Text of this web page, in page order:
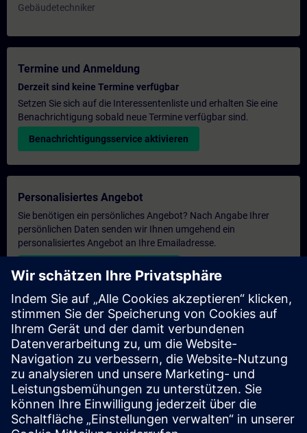
Gebäudetechniker
Termine und Anmeldung
Derzeit sind keine Termine verfügbar
Setzen Sie sich auf die Interessentenliste und erhalten Sie eine
Benachrichtigung sobald neue Termine verfügbar sind.
Benachrichtigungsservice aktivieren
Personalisiertes Angebot
Sie benötigen ein persönliches Angebot? Nach Angabe Ihrer
persönlichen Daten senden wir Ihnen umgehend ein
personalisiertes Angebot an Ihre Emailadresse.
Persönliches Angebot zusenden
Anfrage Exklusivtraining
Haben Sie Bedarf an einem höheren Schulungsangebot und
brauchen ein exklusives Training – entweder vor Ort bei Ihnen,
virtuell oder in einem SITRAIN Trainingscenter? Nachdem Sie
uns Ihre persönlichen Daten und Ihren Trainingsbedarf
übermittelt haben, bekommen Sie von uns ein Angebot für eine
exklusive Schulung.